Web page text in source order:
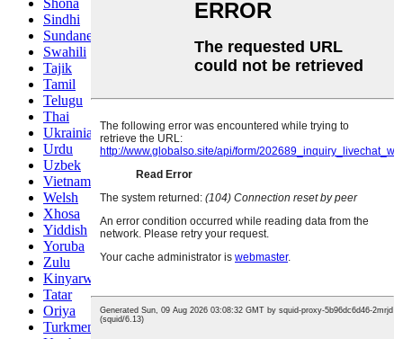
Sindhi
Sundanese
Swahili
Tajik
Tamil
Telugu
Thai
Ukrainian
Urdu
Uzbek
Vietnamese
Welsh
Xhosa
Yiddish
Yoruba
Zulu
Kinyarwanda
Tatar
Oriya
Turkmen